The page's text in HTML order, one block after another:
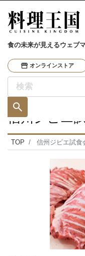
食の未来が見えるウェブ
オンラインストア
信州ジビエ
TOP 信州ジビエ試食